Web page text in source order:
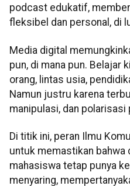
podcast edukatif,
fleksibel dan personal, di
Media digital
pun, di mana pun. Belajar
orang, lintas usia,
Namun justru karena
manipulasi, dan polarisasi
Di titik ini, peran Ilmu
untuk memastikan bahwa
mahasiswa tetap punya
menyaring,